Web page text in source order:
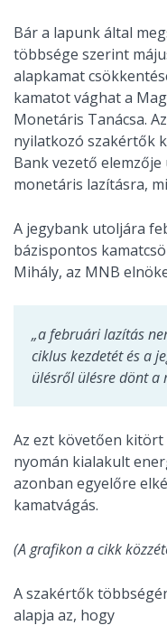
Bár a lapunk által
többsége szerint
alapkamat
kamatot vághat a
Monetáris Tanácsa.
nyilatkozó szakértők
Bank vezető
monetáris lazításra,
A jegybank utoljára
bázispontos
Mihály, az MNB
„a februári lazítás
ciklus kezdetét és a
ülésről ülésre dönt a
Az ezt követően
nyomán kialakult
azonban egyelőre
kamatvágás.
(A grafikon a cikk
A szakértők
alapja az, hogy